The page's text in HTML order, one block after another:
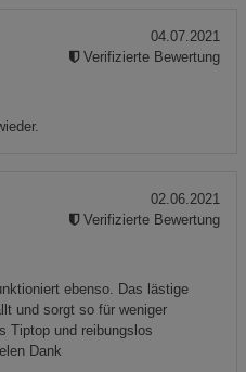
04.07.2021
Verifizierte Bewertung
ebenso. Das lästige
und sorgt so für weniger
Tiptop und reibungslos
Dank
02.06.2021
Verifizierte Bewertung